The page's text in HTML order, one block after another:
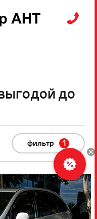
до
фильтр 1
Рассчитать
кредит